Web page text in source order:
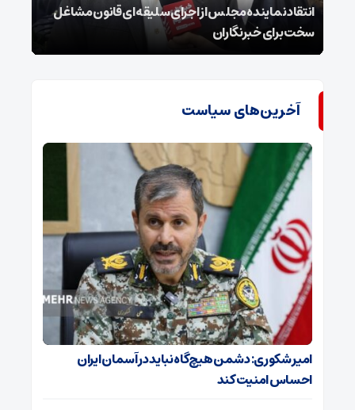
انتقاد نماینده مجلس از اجرای سلیقه‌ای قانون مشاغل
سخت برای خبرنگاران
آخرین‌های سیاست
امیر شکوری: دشمن هیچ‌گاه نباید در آسمان ایران
احساس امنیت کند